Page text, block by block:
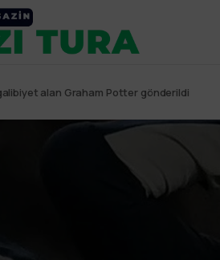
alan Graham Potter gönderildi